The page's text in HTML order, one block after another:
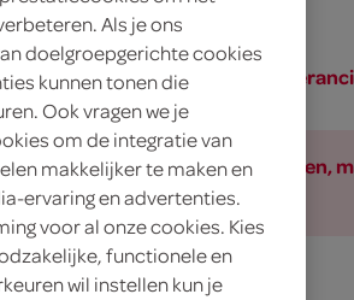
vanuit SPAR of de
zijn niet zichtbaar bij de producten,
laagje melkchocolade
Als je ons
doelgroepgerichte cookies
kunnen tonen die
Ook vragen we je
om de integratie van
makkelijker te maken en
ervaring en advertenties.
voor al onze cookies. Kies
functionele en
wil instellen kun je